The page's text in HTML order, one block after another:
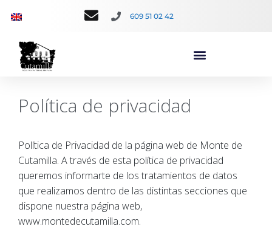
609 51 02 42
Política de privacidad
Política de Privacidad de la página web de Monte de
Cutamilla. A través de esta política de privacidad
queremos informarte de los tratamientos de datos
que realizamos dentro de las distintas secciones que
dispone nuestra página web,
www.montedecutamilla.com.